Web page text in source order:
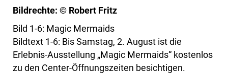
Bildrechte: © Robert Fritz
Bild 1-6: Magic Mermaids
Bildtext 1-6: Bis Samstag, 2. August ist die
Erlebnis-Ausstellung „Magic Mermaids“ kostenlos
zu den Center-Öffnungszeiten besichtigen.